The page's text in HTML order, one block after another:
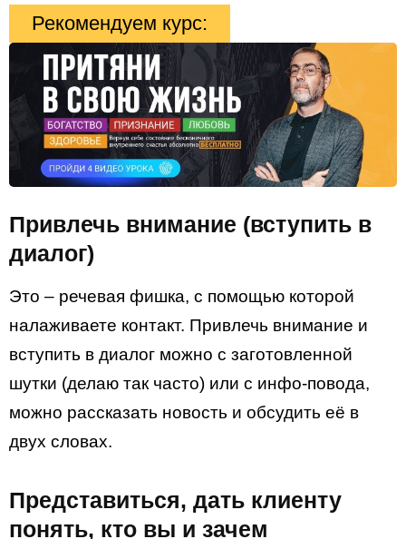
Рекомендуем курс:
Привлечь внимание (вступить в
диалог)
Это – речевая фишка, с помощью которой
налаживаете контакт. Привлечь внимание и
вступить в диалог можно с заготовленной
шутки (делаю так часто) или с инфо-повода,
можно рассказать новость и обсудить её в
двух словах.
Представиться, дать клиенту
понять, кто вы и зачем